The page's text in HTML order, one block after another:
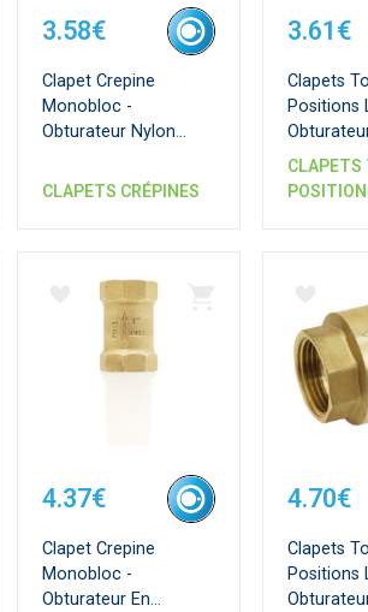
3.58€
Clapet Crepine
Monobloc -
Obturateur Nylon
Inox
CLAPETS CRÉPINES
3.61€
Clapets
Positions
Joint Nbr
CLAPETS
4.37€
Clapet Crepine
Monobloc -
Obturateur En
4.70€
Clapets
Positions